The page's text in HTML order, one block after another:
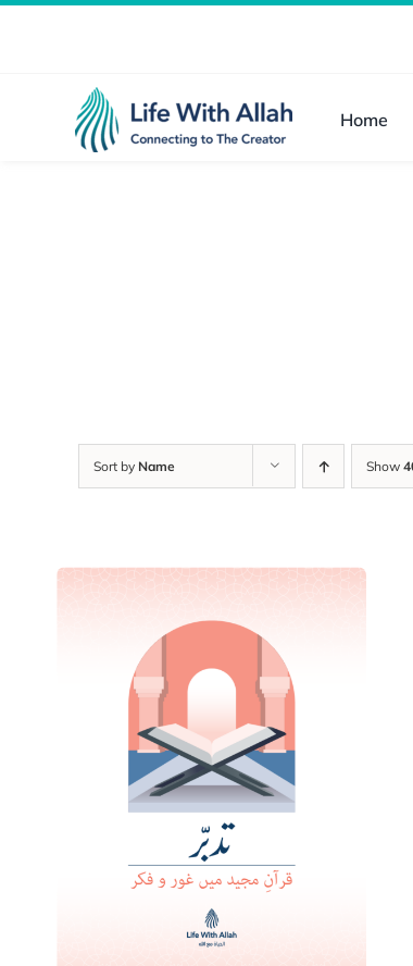
Home
Sort by Name Show